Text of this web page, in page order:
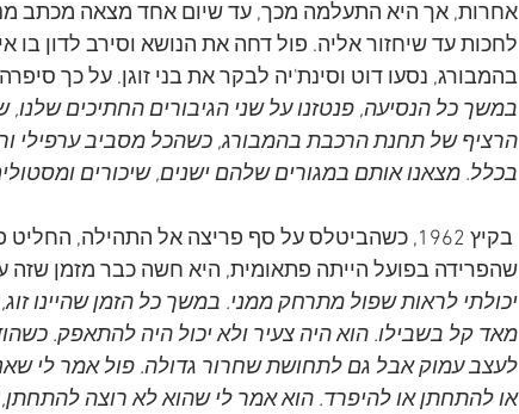
אחרות, אך היא התעלמה מכך, עד שיום אחד מצאה מכתב
לחכות עד שיחזור אליה. פול דחה את הנושא וסירב לדון
בהמבורג, נסעו דוט וסינת'יה לבקר את בני זוגן. על כך
במשך כל הנסיעה, פנטזנו על שני הגיבורים החתיכים שלנו,
הרציף של תחנת הרכבת בהמבורג, כשהכל מסביב ערפילי
בכלל. מצאנו אותם במגורים שלהם ישנים, שיכורים
בקיץ 1962, כשהביטלס על סף פריצה אל התהילה,
שהפרידה בפועל הייתה פתאומית, היא חשה כבר מזמן שזה
יכולתי לראות שפול מתרחק ממני. במשך כל הזמן שהיינו
מאד קל בשבילו. הוא היה צעיר ולא יכול היה להתאפק.
לעצב עמוק אבל גם לתחושת שחרור גדולה. פול אמר לי
או להתחתן או להיפרד. הוא אמר לי שהוא לא רוצה להתחתן,